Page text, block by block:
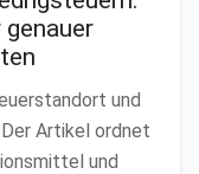
und
Artikel ordnet
und